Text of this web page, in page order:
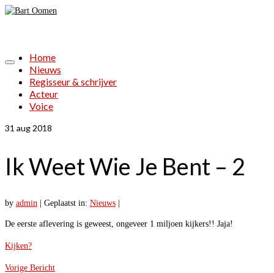
Home
Nieuws
Regisseur & schrijver
Acteur
Voice
31 aug 2018
Ik Weet Wie Je Bent – 2
by admin Geplaatst in: Nieuws
De eerste aflevering is geweest, ongeveer 1 miljoen kijkers!! Jaja!
Kijken?
Vorige Bericht